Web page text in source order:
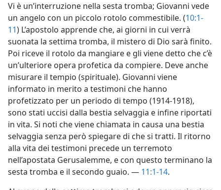
Vi è un’interruzione nella sesta tromba; Giovanni vede
un angelo con un piccolo rotolo commestibile. (10:1-
11) L’apostolo apprende che, ai giorni in cui verrà
suonata la settima tromba, il mistero di Dio sarà finito.
Poi riceve il rotolo da mangiare e gli viene detto che c’è
un’ulteriore opera profetica da compiere. Deve anche
misurare il tempio (spirituale). Giovanni viene
informato in merito a testimoni che hanno
profetizzato per un periodo di tempo (1914-1918),
sono stati uccisi dalla bestia selvaggia e infine riportati
in vita. Si noti che viene chiamata in causa una bestia
selvaggia senza però spiegare di che si tratti. Il ritorno
alla vita dei testimoni precede un terremoto
nell’apostata Gerusalemme, e con questo terminano la
sesta tromba e il secondo guaio. — 11:1-14.